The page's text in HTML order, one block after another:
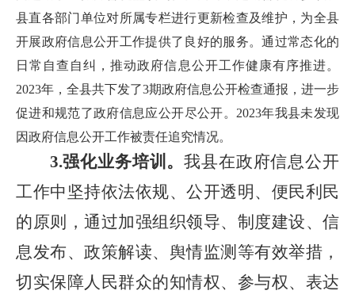
县直各部门单位对所属专栏进行更新检查及维护，为全县
开展政府信息公开工作提供了良好的服务。通过常态化的
日常自查自纠，推动政府信息公开工作健康有序推进。
2023年，全县共下发了3期政府信息公开检查通报，进一步
促进和规范了政府信息应公开尽公开。2023年我县未发现
因政府信息公开工作被责任追究情况。
3.强化业务培训。我县在政府信息公开
工作中坚持依法依规、公开透明、便民利民
的原则，通过加强组织领导、制度建设、信
息发布、政策解读、舆情监测等有效举措，
切实保障人民群众的知情权、参与权、表达